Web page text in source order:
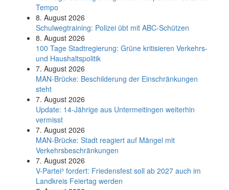
Tempo
8. August 2026
Schul­weg­trai­ning: Poli­zei übt mit ABC-Schüt­zen
8. August 2026
100 Tage Stadtregierung: Grüne kritisieren Verkehrs-
und Haushaltspolitik
7. August 2026
MAN-Brücke: Beschilderung der Einschränkungen
steht
7. August 2026
Update: 14-Jährige aus Untermeitingen weiterhin
vermisst
7. August 2026
MAN-Brücke: Stadt reagiert auf Mängel mit
Verkehrsbeschränkungen
7. August 2026
V-Partei­³ fordert: Friedens­fest soll ab 2027 auch im
Land­kreis Feier­tag werden